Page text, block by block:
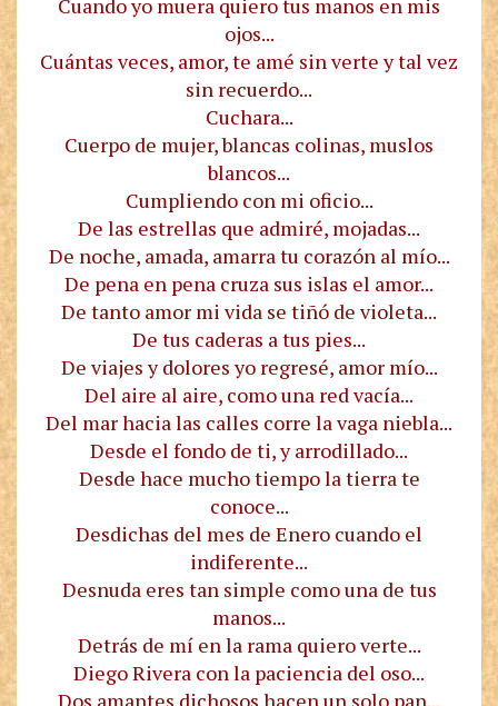
ojos...
Cuántas veces, amor, te amé sin verte y tal vez
sin recuerdo...
Cuchara...
Cuerpo de mujer, blancas colinas, muslos
blancos...
Cumpliendo con mi oficio...
De las estrellas que admiré, mojadas...
De noche, amada, amarra tu corazón al mío...
De pena en pena cruza sus islas el amor...
De tanto amor mi vida se tiñó de violeta...
De tus caderas a tus pies...
De viajes y dolores yo regresé, amor mío...
Del aire al aire, como una red vacía...
Del mar hacia las calles corre la vaga niebla...
Desde el fondo de ti, y arrodillado...
Desde hace mucho tiempo la tierra te
conoce...
Desdichas del mes de Enero cuando el
indiferente...
Desnuda eres tan simple como una de tus
manos...
Detrás de mí en la rama quiero verte...
Diego Rivera con la paciencia del oso...
Dos amantes dichosos hacen un solo pan...